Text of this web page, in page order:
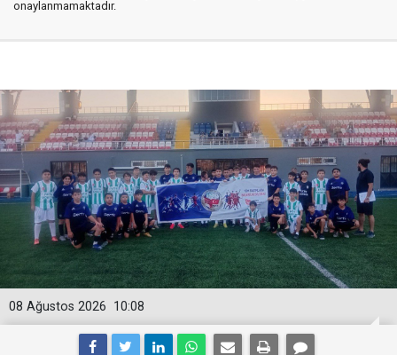
onaylanmamaktadır.
10:08
08 Ağustos 2026